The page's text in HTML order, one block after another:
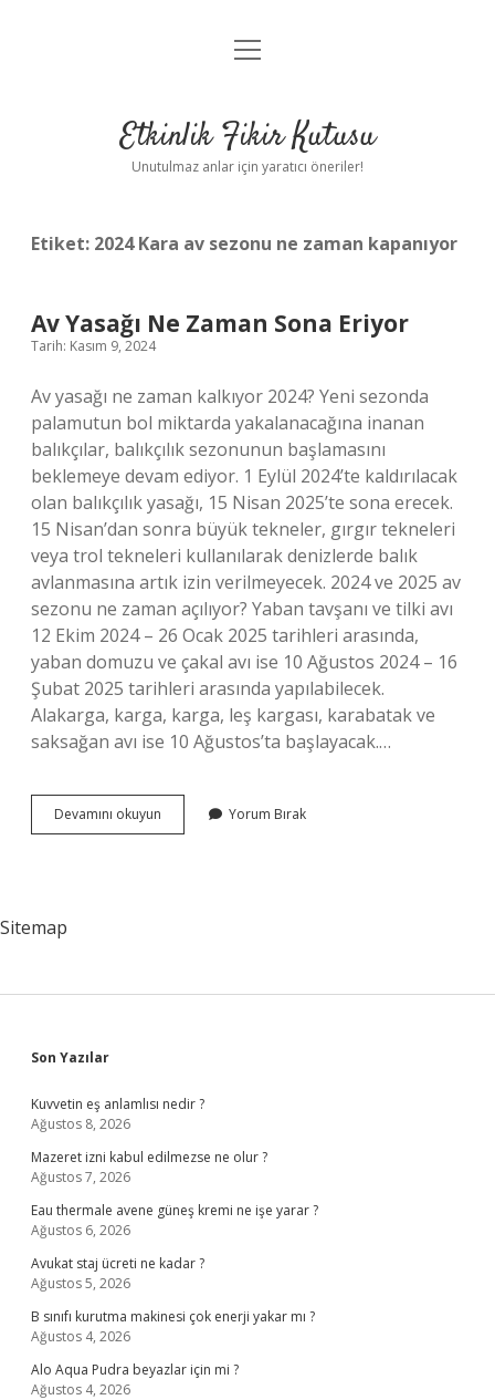
Anasayfa
Yasal Uyarı
menüyü
Etkinlik Fikir Kutusu
Unutulmaz anlar için yaratıcı öneriler!
Etiket: 2024 Kara av sezonu ne zaman kapanıyor
Av Yasağı Ne Zaman Sona Eriyor
Tarih: Kasım 9, 2024
Av yasağı ne zaman kalkıyor 2024? Yeni sezonda
palamutun bol miktarda yakalanacağına inanan
balıkçılar, balıkçılık sezonunun başlamasını
beklemeye devam ediyor. 1 Eylül 2024’te kaldırılacak
olan balıkçılık yasağı, 15 Nisan 2025’te sona erecek.
15 Nisan’dan sonra büyük tekneler, gırgır tekneleri
veya trol tekneleri kullanılarak denizlerde balık
avlanmasına artık izin verilmeyecek. 2024 ve 2025 av
sezonu ne zaman açılıyor? Yaban tavşanı ve tilki avı
12 Ekim 2024 – 26 Ocak 2025 tarihleri ​​arasında,
yaban domuzu ve çakal avı ise 10 Ağustos 2024 – 16
Şubat 2025 tarihleri ​​arasında yapılabilecek.
Alakarga, karga, karga, leş kargası, karabatak ve
saksağan avı ise 10 Ağustos’ta başlayacak.…
Devamını okuyun
Yasağı
Yorum Bırak
Sitemap
Sidebar
Son Yazılar
Kuvvetin eş anlamlısı nedir ?
Ağustos 8, 2026
Mazeret izni kabul edilmezse ne olur ?
Ağustos 7, 2026
Eau thermale avene güneş kremi ne işe yarar ?
Ağustos 6, 2026
Avukat staj ücreti ne kadar ?
Ağustos 5, 2026
B sınıfı kurutma makinesi çok enerji yakar mı ?
Ağustos 4, 2026
Alo Aqua Pudra beyazlar için mi ?
Ağustos 4, 2026